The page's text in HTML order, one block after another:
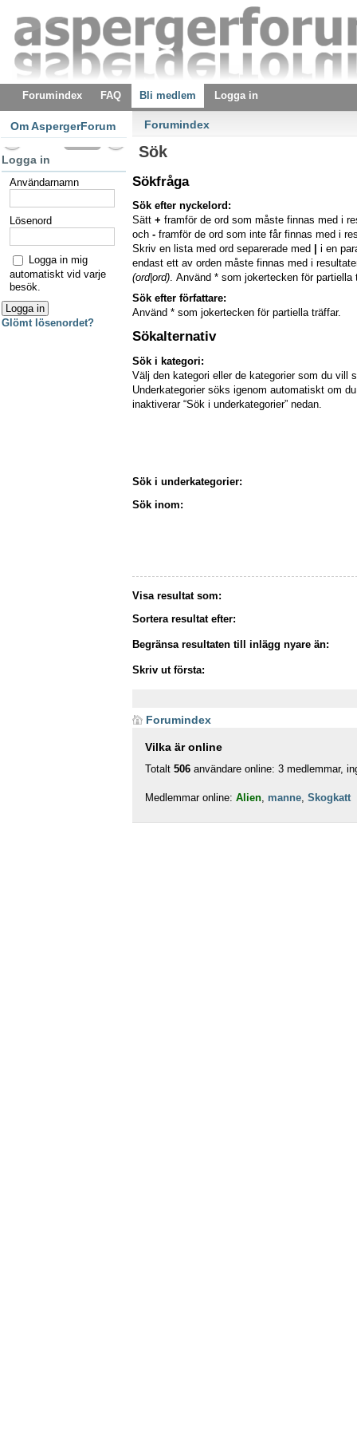
Forumindex FAQ Bli medlem Logga in
Forumindex
Sök
Sökfråga
Sök efter nyckelord:
Sätt + framför de ord som måste finnas med i
och - framför de ord som inte får finnas med i
Skriv en lista med ord separerade med
i en
endast ett av orden måste finnas med i
(ord|ord) . Använd * som jokertecken för partiella
Sök efter författare:
Använd * som jokertecken för partiella träffar.
Sökalternativ
Sök i kategori:
Välj den kategori eller de kategorier som du vill
Underkategorier söks igenom automatiskt om
inaktiverar “Sök i underkategorier” nedan.
Sök i underkategorier:
Sök inom:
Visa resultat som:
Sortera resultat efter:
Begränsa resultaten till inlägg nyare än:
Skriv ut första:
Forumindex
Vilka är online
Totalt 506 användare online: 3 medlemmar,
Medlemmar online: Alien manne Skogkatt
Om AspergerForum
Logga in
Användarnamn
Lösenord
Logga in mig
automatiskt vid varje
besök.
Glömt lösenordet?